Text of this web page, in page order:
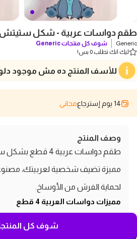
طقم دواسات عربية - شكل ستيتش - 4
Generic شوف كل منتجاتGeneric
ليك انك تطلب 0 بس!
للأسف المنتج ده مش موجود
14 يوم إسترجاع مجاني
وصف المنتج
طقم دواسات عربية 4
مميزة تضيف شخصية لعربيتك،
لحماية الفرش من الأوساخ.
مميزات دواسات العربية 4 قطع
شوف كل